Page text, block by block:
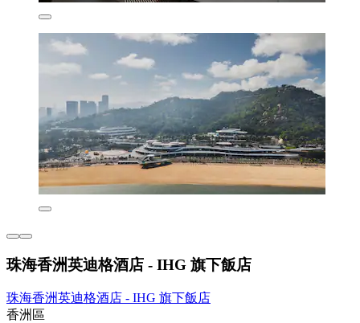
珠海香洲英迪格酒店 - IHG 旗下飯店
珠海香洲英迪格酒店 - IHG 旗下飯店
香洲區